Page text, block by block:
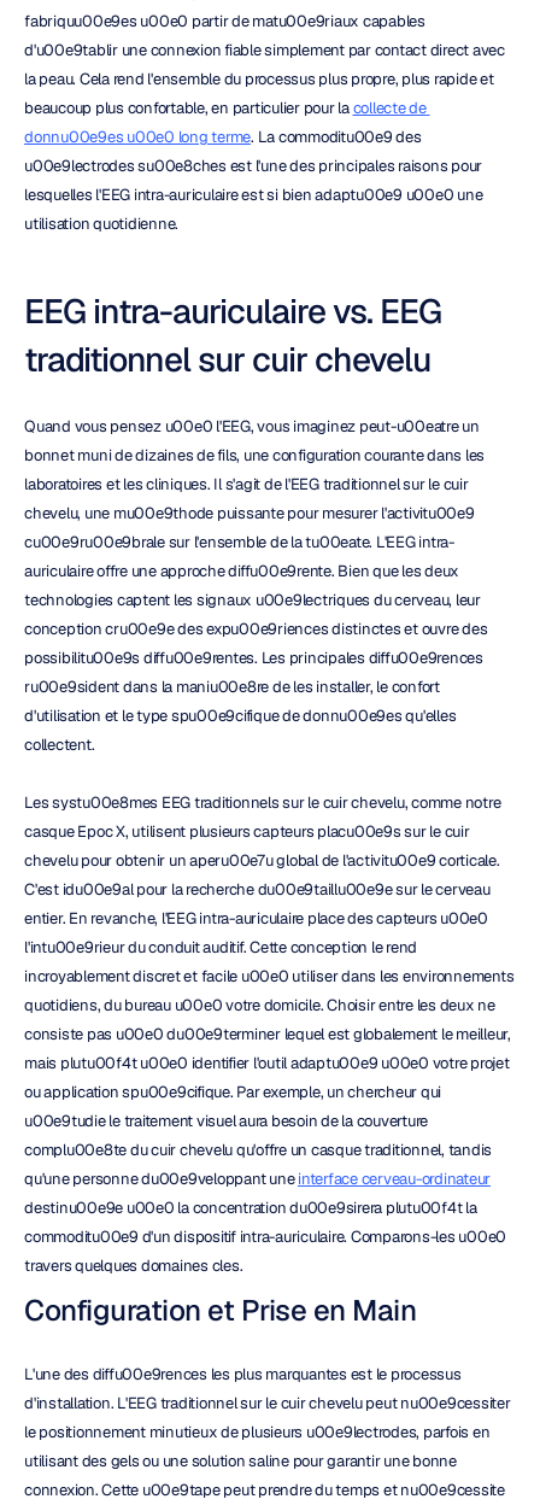
fabriquu00e9es u00e0 partir de matu00e9riaux capables
d'u00e9tablir une connexion fiable simplement par contact direct avec
la peau. Cela rend l'ensemble du processus plus propre, plus rapide et
beaucoup plus confortable, en particulier pour la collecte de
donnu00e9es u00e0 long terme. La commoditu00e9 des
u00e9lectrodes su00e8ches est l'une des principales raisons pour
lesquelles l'EEG intra-auriculaire est si bien adaptu00e9 u00e0 une
utilisation quotidienne.
EEG intra-auriculaire vs. EEG
traditionnel sur cuir chevelu
Quand vous pensez u00e0 l'EEG, vous imaginez peut-u00eatre un
bonnet muni de dizaines de fils, une configuration courante dans les
laboratoires et les cliniques. Il s'agit de l'EEG traditionnel sur le cuir
chevelu, une mu00e9thode puissante pour mesurer l'activitu00e9
cu00e9ru00e9brale sur l'ensemble de la tu00eate. L'EEG intra-
auriculaire offre une approche diffu00e9rente. Bien que les deux
technologies captent les signaux u00e9lectriques du cerveau, leur
conception cru00e9e des expu00e9riences distinctes et ouvre des
possibilitu00e9s diffu00e9rentes. Les principales diffu00e9rences
ru00e9sident dans la maniu00e8re de les installer, le confort
d'utilisation et le type spu00e9cifique de donnu00e9es qu'elles
collectent.
Les systu00e8mes EEG traditionnels sur le cuir chevelu, comme notre
casque Epoc X, utilisent plusieurs capteurs placu00e9s sur le cuir
chevelu pour obtenir un aperu00e7u global de l'activitu00e9 corticale.
C'est idu00e9al pour la recherche du00e9taillu00e9e sur le cerveau
entier. En revanche, l'EEG intra-auriculaire place des capteurs u00e0
l'intu00e9rieur du conduit auditif. Cette conception le rend
incroyablement discret et facile u00e0 utiliser dans les environnements
quotidiens, du bureau u00e0 votre domicile. Choisir entre les deux ne
consiste pas u00e0 du00e9terminer lequel est globalement le meilleur,
mais plutu00f4t u00e0 identifier l'outil adaptu00e9 u00e0 votre projet
ou application spu00e9cifique. Par exemple, un chercheur qui
u00e9tudie le traitement visuel aura besoin de la couverture
complu00e8te du cuir chevelu qu'offre un casque traditionnel, tandis
qu'une personne du00e9veloppant une interface cerveau-ordinateur
destinu00e9e u00e0 la concentration du00e9sirera plutu00f4t la
commoditu00e9 d'un dispositif intra-auriculaire. Comparons-les u00e0
travers quelques domaines cles.
Configuration et Prise en Main
L'une des diffu00e9rences les plus marquantes est le processus
d'installation. L'EEG traditionnel sur le cuir chevelu peut nu00e9cessiter
le positionnement minutieux de plusieurs u00e9lectrodes, parfois en
utilisant des gels ou une solution saline pour garantir une bonne
connexion. Cette u00e9tape peut prendre du temps et nu00e9cessite